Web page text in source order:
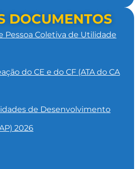
DOCUMENTOS
Pessoa Coletiva de Utilidade
do CE e do CF (ATA do CA
de Desenvolvimento
2026